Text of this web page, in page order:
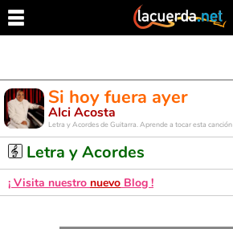
Si hoy fuera ayer
Alci Acosta
Letra y Acordes de Guitarra. Aprende a tocar esta canción
Letra y Acordes
¡ Visita nuestro nuevo Blog !